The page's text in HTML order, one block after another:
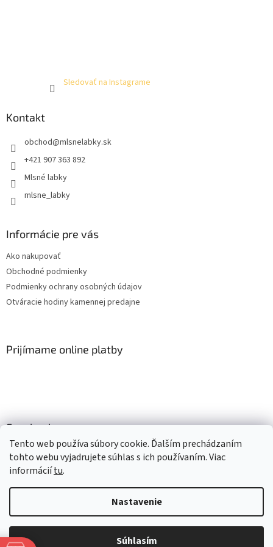
Tento web používa súbory cookie. Ďalším prechádzaním
tohto webu vyjadrujete súhlas s ich používaním. Viac
informáciítu.
Nastavenie
Súhlasím
Sledovať na Instagrame
Kontakt
obchod@mlsnelabky.sk
+421 907 363 892
Mlsné labky
mlsne_labky
Informácie pre vás
Ako nakupovať
Obchodné podmienky
Podmienky ochrany osobných údajov
Otváracie hodiny kamennej predajne
Prijímame online platby
Facebook
Vytvoril Shoptet
Copyright 2026Mlsné labky. Všetky práva vyhradené.Upraviť
nastavenie cookies